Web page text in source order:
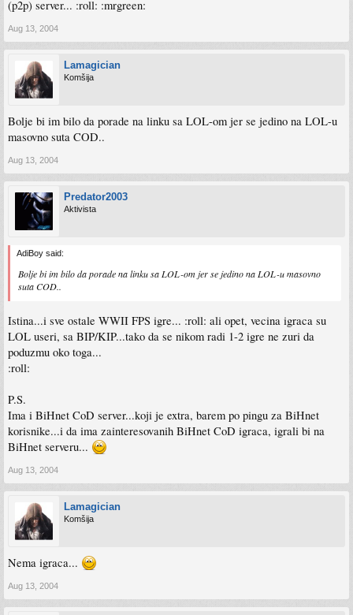
(p2p) server... :roll: :mrgreen:
Aug 13, 2004
Lamagician
Komšija
Bolje bi im bilo da porade na linku sa LOL-om jer se jedino na LOL-u
masovno suta COD..
Aug 13, 2004
Predator2003
Aktivista
AdiBoy said:
Bolje bi im bilo da porade na linku sa LOL-om jer se jedino na LOL-u masovno
suta COD..
Istina...i sve ostale WWII FPS igre... :roll: ali opet, vecina igraca su
LOL useri, sa BIP/KIP...tako da se nikom radi 1-2 igre ne zuri da
poduzmu oko toga...
:roll:
P.S.
Ima i BiHnet CoD server...koji je extra, barem po pingu za BiHnet
korisnike...i da ima zainteresovanih BiHnet CoD igraca, igrali bi na
BiHnet serveru...
Aug 13, 2004
Lamagician
Komšija
Nema igraca...
Aug 13, 2004